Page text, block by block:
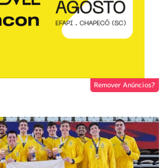
Remover Anúncios?